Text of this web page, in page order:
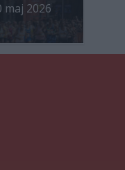
2026